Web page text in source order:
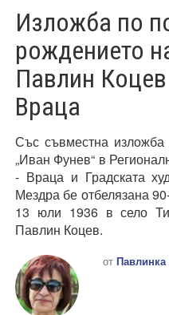
Изложба по
рождението
Павлин
Враца
Със съвместна изложба
„Иван Фунев“ в
- Враца и Градската
Мездра бе отбелязана
13 юли 1936 в село
Павлин Коцев.
от